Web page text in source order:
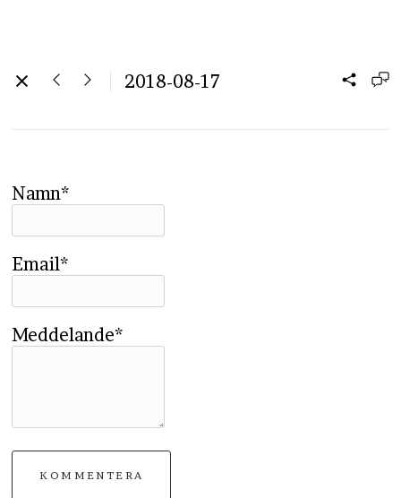
2018-08-17
Namn*
Email*
Meddelande*
KOMMENTERA